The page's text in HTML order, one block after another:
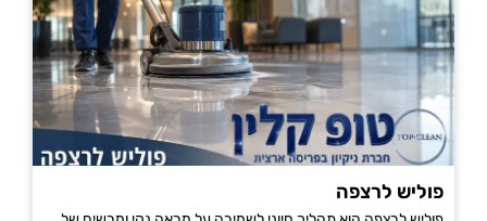
פוליש לרצפה